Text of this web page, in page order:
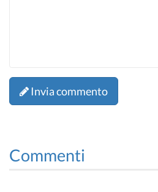
Invia commento
Commenti